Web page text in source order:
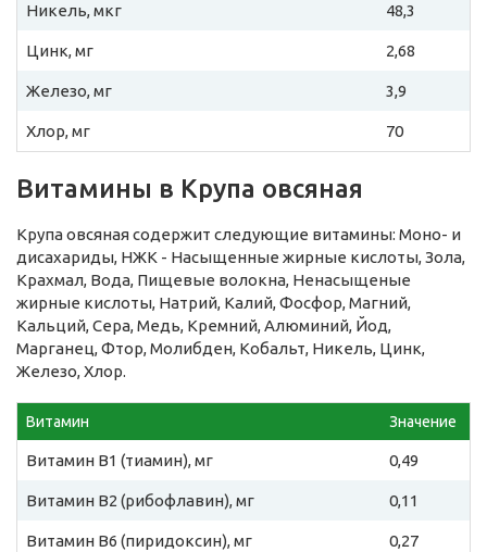
Никель, мкг 48,3
Цинк, мг 2,68
Железо, мг 3,9
Хлор, мг 70
Витамины в Крупа овсяная
Крупа овсяная содержит следующие витамины: Моно- и
дисахариды, НЖК - Насыщенные жирные кислоты, Зола,
Крахмал, Вода, Пищевые волокна, Ненасыщеные
жирные кислоты, Натрий, Калий, Фосфор, Магний,
Кальций, Сера, Медь, Кремний, Алюминий, Йод,
Марганец, Фтор, Молибден, Кобальт, Никель, Цинк,
Железо, Хлор.
Витамин Значение
Витамин B1 (тиамин), мг 0,49
Витамин B2 (рибофлавин), мг 0,11
Витамин B6 (пиридоксин), мг 0,27